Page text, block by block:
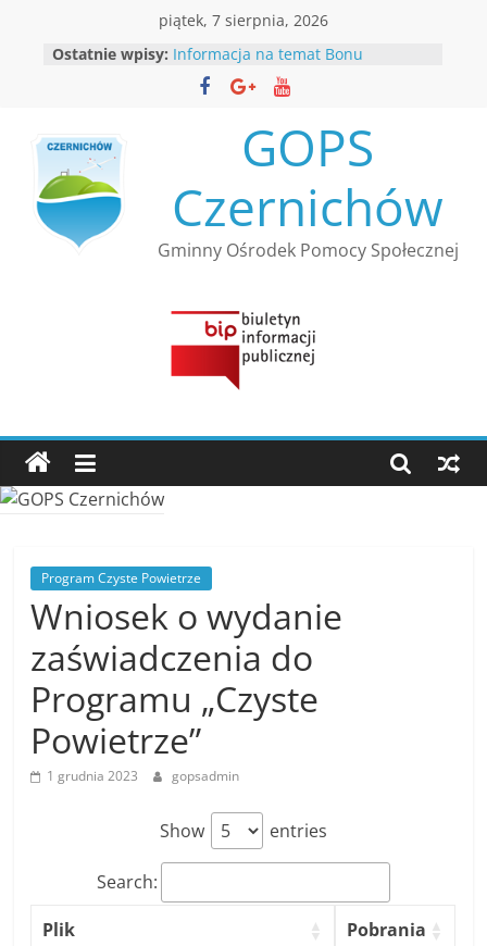
piątek, 7 sierpnia, 2026
Ostatnie wpisy: Informacja na temat Bonu
Ciepłowniczego
Rekrutacja
Ośrodka Pomocy Społecznej
Czernichów
Nabór wniosków w ramach
resortowego programu Ministra
Rodziny, Pracy i Polityki Społecznej
”Opieka wytchnieniowa” dla
Bezpłatna infolinia dla osób
bezdomnych
GOPS
Czernichów
Gminny Ośrodek Pomocy Społecznej
Program Czyste Powietrze
Wniosek o wydanie
zaświadczenia do
Programu „Czyste
Powietrze”
1 grudnia 2023 gopsadmin
Show entries
Search:
Plik
Pobrania